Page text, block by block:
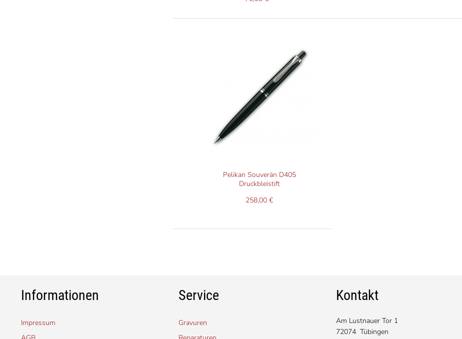
Pelikan Souverän D405
Druckbleistift
258,00 €
Informationen
Impressum
Service
Gravuren
Kontakt
Am Lustnauer Tor 1
72074 Tübingen